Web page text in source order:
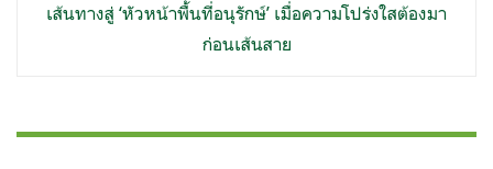
เส้นทางสู่ ‘หัวหน้าพื้นที่อนุรักษ์’ เมื่อความโปร่งใสต้องมา
ก่อนเส้นสาย